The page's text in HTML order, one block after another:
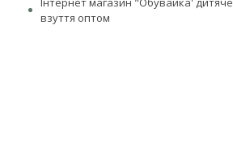
взуття оптом